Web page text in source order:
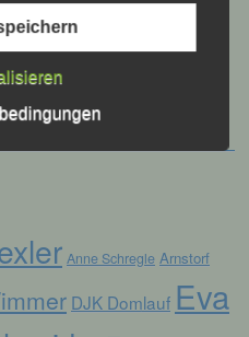
Anne Schregle Arnstorf
DJK Domlauf Eva
Vorgangsreihe im
personenbezogenen
die Speicherung,
die Verwendung,
das
der Verarbeitung